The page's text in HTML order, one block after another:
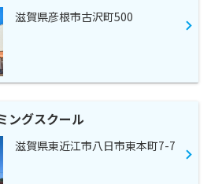
滋賀県彦根市古沢町500
ングスクール
滋賀県東近江市八日市東本町7-7